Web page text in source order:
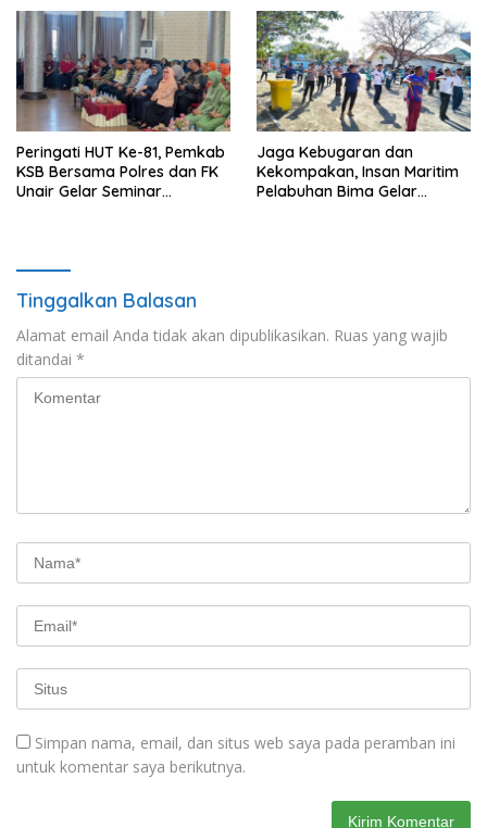
Peringati HUT Ke-81, Pemkab
KSB Bersama Polres dan FK
Unair Gelar Seminar
Jaga Kebugaran dan
Kekompakan, Insan Maritim
Pelabuhan Bima Gelar
Tinggalkan Balasan
Alamat email Anda tidak akan dipublikasikan. Ruas yang wajib
ditandai *
Simpan nama, email, dan situs web saya pada peramban ini
untuk komentar saya berikutnya.